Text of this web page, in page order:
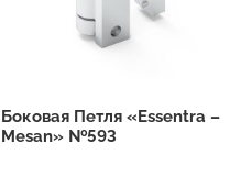
Боковая Петля «Essentra –
Mesan» №593